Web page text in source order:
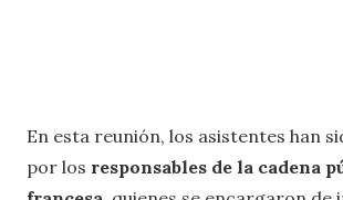
En esta reunión, los asistentes han
por los responsables de la cadena